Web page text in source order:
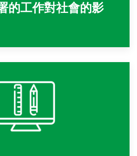
的工作對社會的影